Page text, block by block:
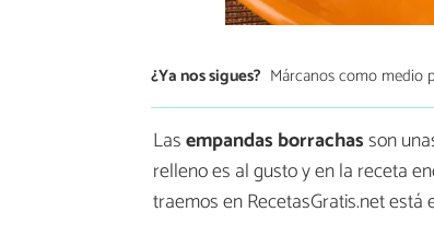
¿Ya nos sigues? Márcanos como medio
Lasempandas borrachasson
relleno es al gusto y en la receta
traemos en RecetasGratis.net está